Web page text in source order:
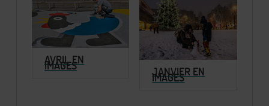
AVRIL EN
IMAGES JANVIER EN
IMAGES